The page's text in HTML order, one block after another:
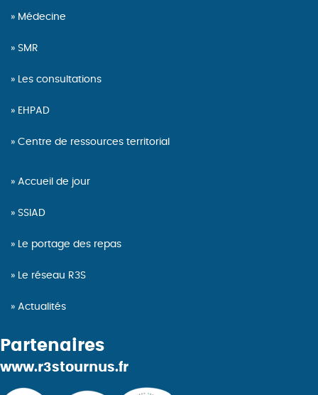
Médecine
SMR
Les consultations
EHPAD
Centre de ressources territorial
Accueil de jour
SSIAD
Le portage des repas
Le réseau R3S
Actualités
Partenaires
www.r3stournus.fr